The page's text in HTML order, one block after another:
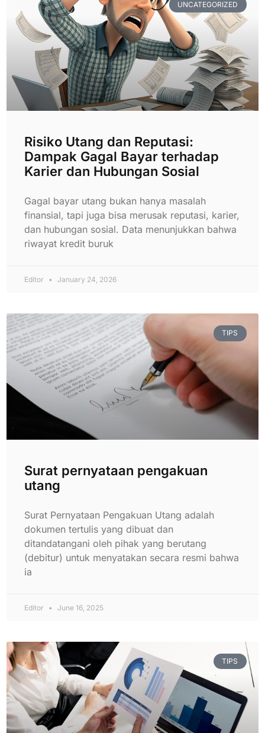
UNCATEGORIZED
Risiko Utang dan Reputasi:
Dampak Gagal Bayar terhadap
Karier dan Hubungan Sosial
Gagal bayar utang bukan hanya masalah
finansial, tapi juga bisa merusak reputasi, karier,
dan hubungan sosial. Data menunjukkan bahwa
riwayat kredit buruk
Editor January 24, 2026
TIPS
Surat pernyataan pengakuan
utang
Surat Pernyataan Pengakuan Utang adalah
dokumen tertulis yang dibuat dan
ditandatangani oleh pihak yang berutang
(debitur) untuk menyatakan secara resmi bahwa
ia
Editor June 16, 2025
TIPS